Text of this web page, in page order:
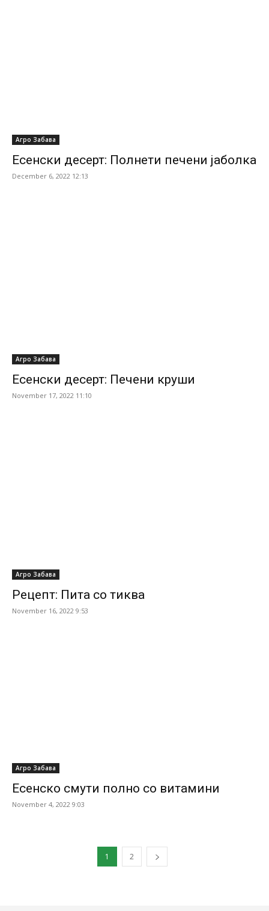
Агро Забава
Есенски десерт: Полнети печени јаболка
December 6, 2022 12:13
Агро Забава
Есенски десерт: Печени круши
November 17, 2022 11:10
Агро Забава
Рецепт: Пита со тиква
November 16, 2022 9:53
Агро Забава
Есенско смути полно со витамини
November 4, 2022 9:03
1 2